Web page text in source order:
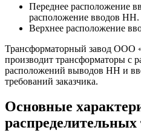
Переднее расположение
расположение вводов НН.
Верхнее расположение
Трансформаторный завод ООО
производит трансформаторы с
расположений выводов НН и
требований заказчика.
Основные